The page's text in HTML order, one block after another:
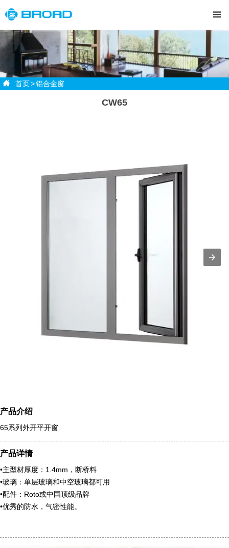

 首页>铝合金窗
CW65
产品介绍
65系列外开平开窗
产品详情
•主型材厚度：1.4mm，断桥料
•玻璃：单层玻璃和中空玻璃都可用
•配件：Roto或中国顶级品牌
•优秀的防水，气密性能。